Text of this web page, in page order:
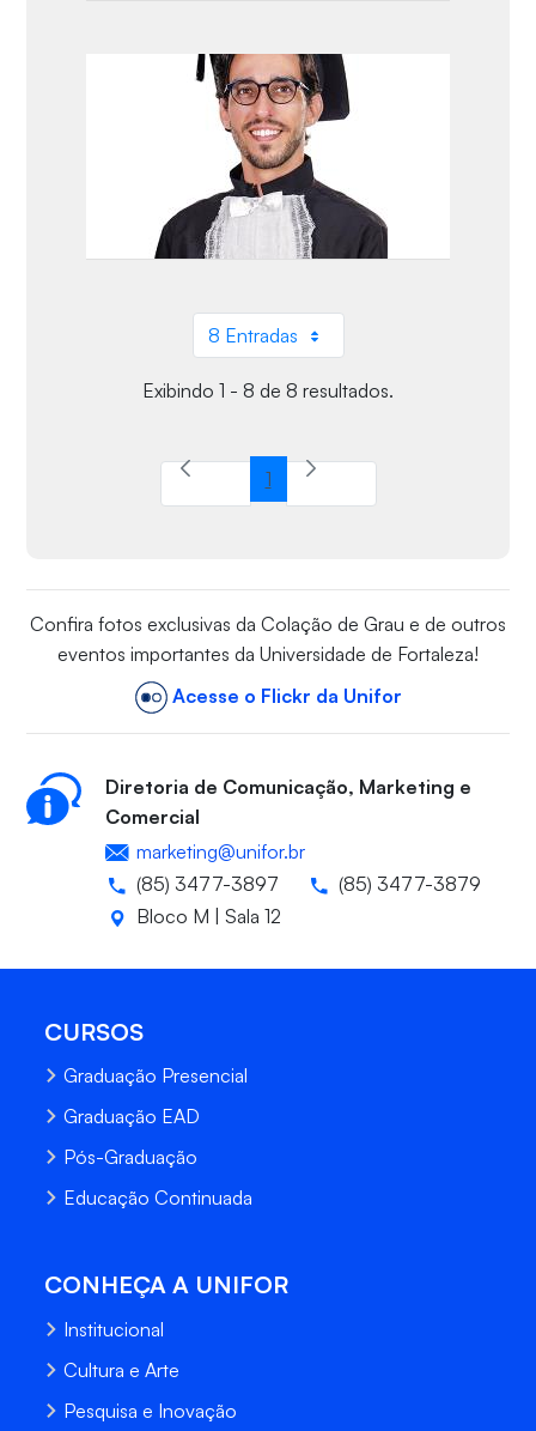
8 EntradasPor página
Exibindo 1 - 8 de 8 resultados.
Página
1
Confira fotos exclusivas da Colação de Grau e de outros
eventos importantes da Universidade de Fortaleza!
Acesse o Flickr da Unifor
Diretoria de Comunicação, Marketing e
Comercial
marketing@unifor.br
(85) 3477-3897
(85) 3477-3879
Bloco M | Sala 12
CURSOS
Graduação Presencial
Graduação EAD
Pós-Graduação
Educação Continuada
CONHEÇA A UNIFOR
Institucional
Cultura e Arte
Pesquisa e Inovação